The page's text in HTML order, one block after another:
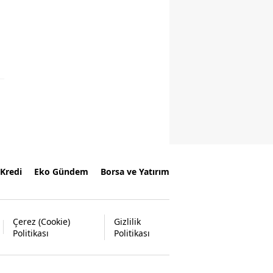
Kredi Eko Gündem Borsa ve Yatırım
Çerez (Cookie)
Politikası
Gizlilik
Politikası